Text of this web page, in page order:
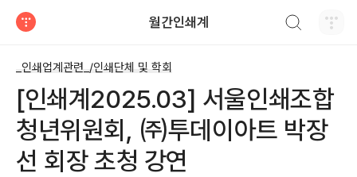
월간인쇄계
_인쇄업계관련_/인쇄단체 및 학회
[인쇄계2025.03] 서울인쇄조합
청년위원회, ㈜투데이아트 박장
선 회장 초청 강연